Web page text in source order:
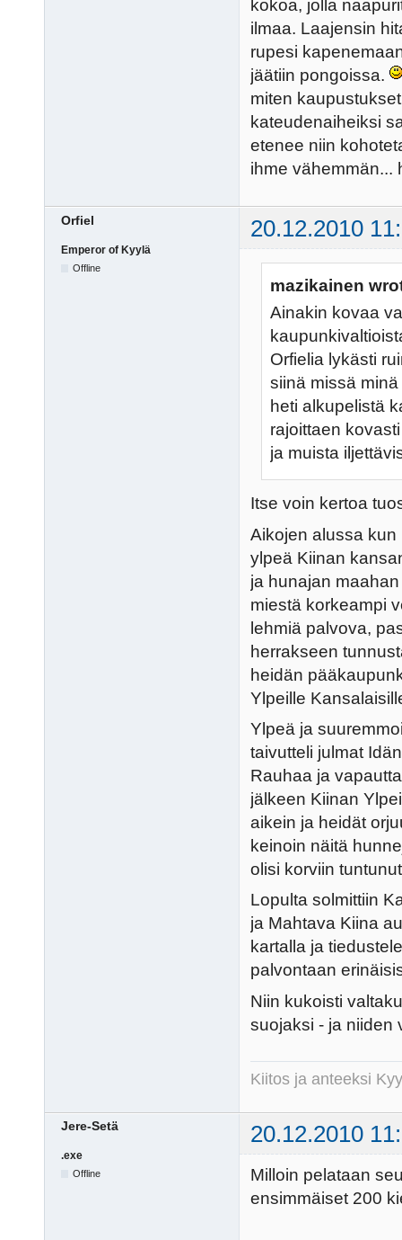
kokoa, jolla
ilmaa. Laajensin
rupesi
jäätiin pongoissa.
miten
kateudenaiheiksi
etenee niin
ihme vähemmän...
Orfiel 20.12.2010
Emperor of Kyylä
Offline
mazikainen
Ainakin kovaa
Orfielia lykästi
siinä missä
heti alkupelistä
rajoittaen
ja muista
Itse voin kertoa
Aikojen alussa kun
ylpeä Kiinan
ja hunajan
miestä korkeampi
lehmiä palvova,
herrakseen
heidän
Ylpeille
Ylpeä ja
taivutteli julmat
Rauhaa ja
jälkeen Kiinan
aikein ja heidät
keinoin näitä
olisi korviin
Lopulta solmittiin
ja Mahtava Kiina
kartalla ja
palvontaan
Niin kukoisti
suojaksi - ja niiden
Kiitos ja anteeksi
Jere-Setä 20.12.2010
.exe
Offline
Milloin pelataan
ensimmäiset 200